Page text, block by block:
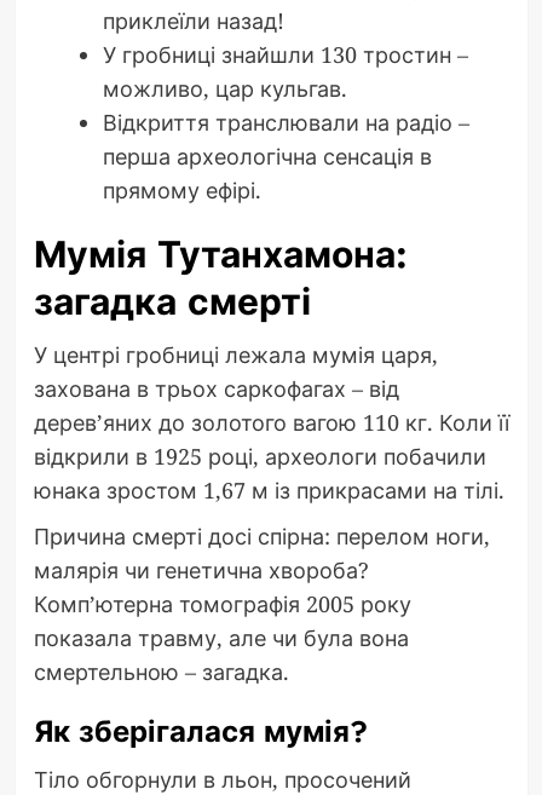
приклеїли назад!
У гробниці знайшли 130 тростин –
можливо, цар кульгав.
Відкриття транслювали на радіо –
перша археологічна сенсація в
прямому ефірі.
Мумія Тутанхамона:
загадка смерті
У центрі гробниці лежала мумія царя,
захована в трьох саркофагах – від
дерев’яних до золотого вагою 110 кг. Коли її
відкрили в 1925 році, археологи побачили
юнака зростом 1,67 м із прикрасами на тілі.
Причина смерті досі спірна: перелом ноги,
малярія чи генетична хвороба?
Комп’ютерна томографія 2005 року
показала травму, але чи була вона
смертельною – загадка.
Як зберігалася мумія?
Тіло обгорнули в льон, просочений